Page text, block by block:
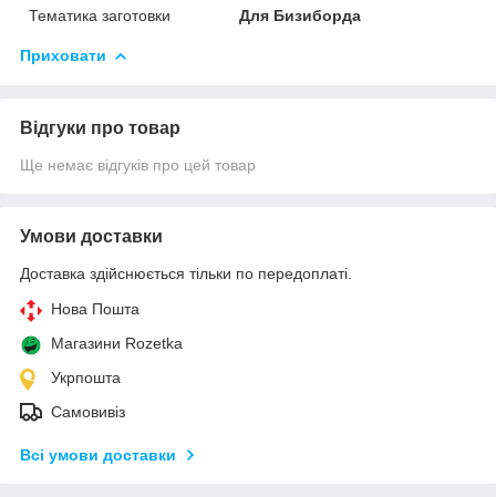
Тематика заготовки
Для Бизиборда
Приховати
Відгуки про товар
Ще немає відгуків про цей товар
Умови доставки
Доставка здійснюється тільки по передоплаті.
Нова Пошта
Магазини Rozetka
Укрпошта
Самовивіз
Всі умови доставки